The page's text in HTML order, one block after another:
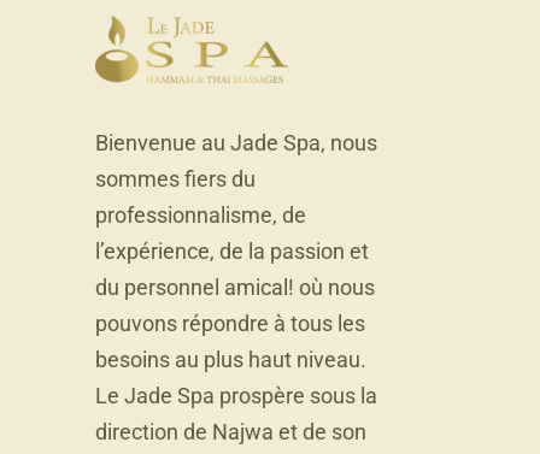
Bienvenue au Jade Spa, nous
sommes fiers du
professionnalisme, de
l’expérience, de la passion et
du personnel amical! où nous
pouvons répondre à tous les
besoins au plus haut niveau.
Le Jade Spa prospère sous la
direction de Najwa et de son